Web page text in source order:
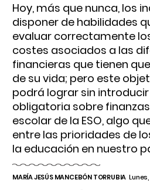
Hoy, más que nunca, los
disponer de habilidades
evaluar correctamente
costes asociados a las
financieras que tienen
de su vida; pero este
podrá lograr sin
obligatoria sobre
escolar de la ESO, algo
entre las prioridades de
la educación en nuestro
MARÍA JESÚS MANCEBÓN TORRUBIA